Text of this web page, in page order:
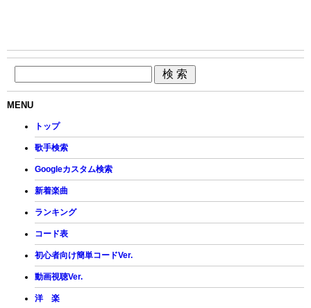
MENU
トップ
歌手検索
Googleカスタム検索
新着楽曲
ランキング
コード表
初心者向け簡単コードVer.
動画視聴Ver.
洋 楽